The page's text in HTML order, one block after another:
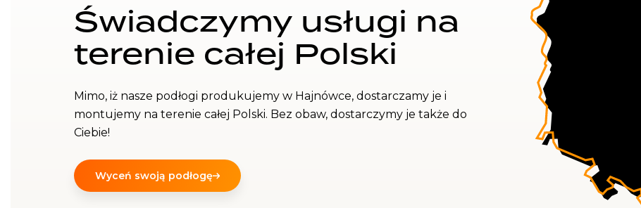
Świadczymy usługi na
terenie całej Polski
Mimo, iż nasze podłogi produkujemy w Hajnówce, dostarczamy je i
montujemy na terenie całej Polski. Bez obaw, dostarczymy je także do
Ciebie!
Wyceń swoją podłogę